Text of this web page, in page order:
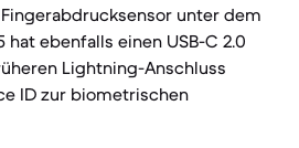
unter dem
hat ebenfalls einen USB-C 2.0
Lightning-Anschluss
ID zur biometrischen